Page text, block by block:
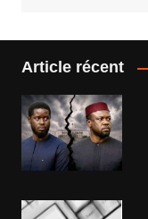
Article récent